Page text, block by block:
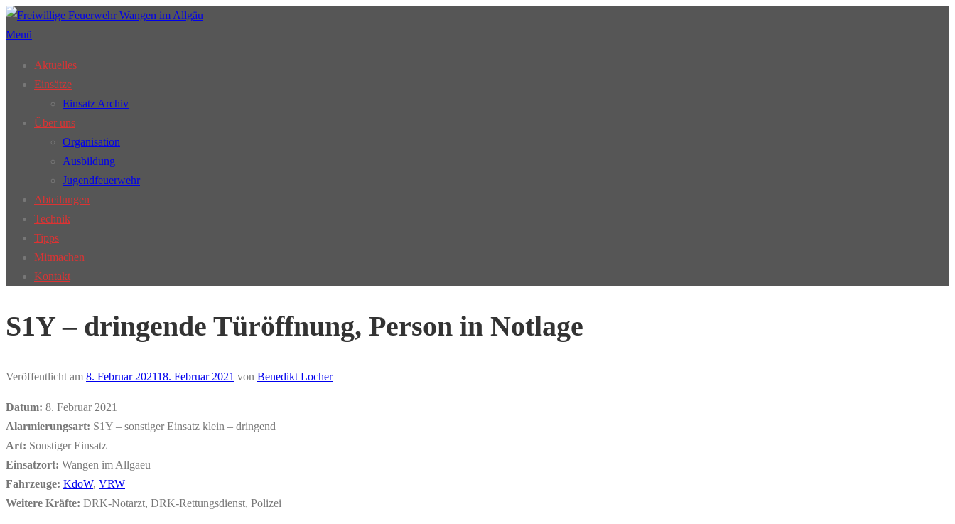
Zum
Inhalt
Menü
Aktuelles
Einsätze
Einsatz Archiv
Über uns
Organisation
Ausbildung
Jugendfeuerwehr
Abteilungen
Technik
Tipps
Mitmachen
Kontakt
S1Y – dringende Türöffnung, Person in Notlage
Veröffentlicht am 8. Februar 202118. Februar 2021 von Benedikt Locher
Datum: 8. Februar 2021
Alarmierungsart: S1Y – sonstiger Einsatz klein – dringend
Art: Sonstiger Einsatz
Einsatzort: Wangen im Allgaeu
Fahrzeuge: KdoW, VRW
Weitere Kräfte: DRK-Notarzt, DRK-Rettungsdienst, Polizei